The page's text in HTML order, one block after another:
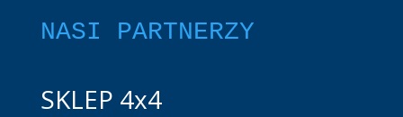
NASI PARTNERZY
SKLEP 4x4